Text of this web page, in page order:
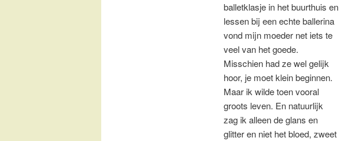
balletklasje in het buurthuis en
lessen bij een echte ballerina
vond mijn moeder net iets te
veel van het goede.
Misschien had ze wel gelijk
hoor, je moet klein beginnen.
Maar ik wilde toen vooral
groots leven. En natuurlijk
zag ik alleen de glans en
glitter en niet het bloed, zweet